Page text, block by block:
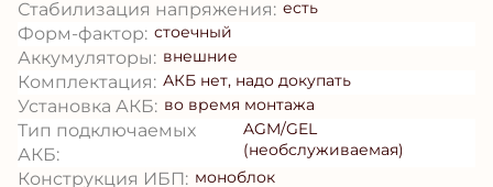
Стабилизация напряжения: есть
Форм-фактор: стоечный
Аккумуляторы: внешние
Комплектация: АКБ нет, надо докупать
Установка АКБ: во время монтажа
Тип подключаемых
АКБ:
AGM/GEL
(необслуживаемая)
Конструкция ИБП: моноблок